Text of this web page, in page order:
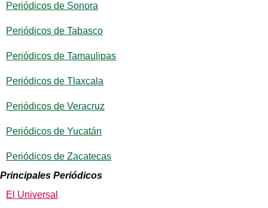
Periódicos de Sonora
Periódicos de Tabasco
Periódicos de Tamaulipas
Periódicos de Tlaxcala
Periódicos de Veracruz
Periódicos de Yucatán
Periódicos de Zacatecas
Principales Periódicos
El Universal